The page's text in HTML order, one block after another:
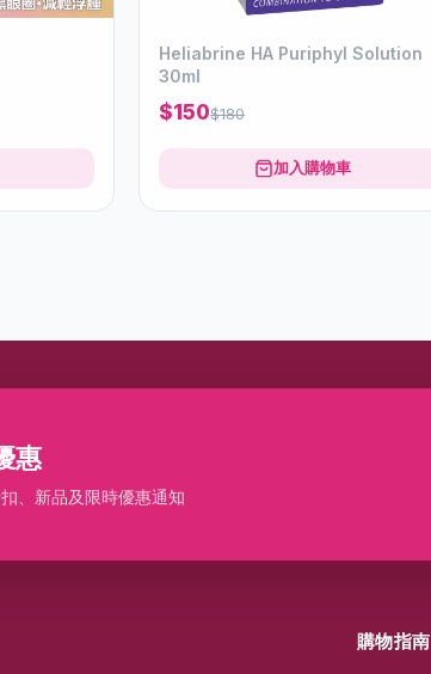
Heliabrine HA Puriphyl Solution
30ml
$150$180
加入購物車
惠
、新品及限時優惠通知
購物指南